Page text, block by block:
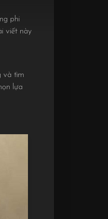
phi
viết này
và tìm
lựa